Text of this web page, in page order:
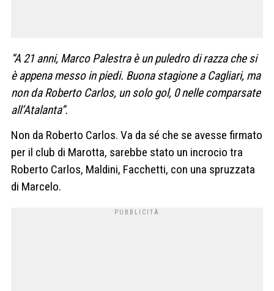
“A 21 anni, Marco Palestra è un puledro di razza che si
è appena messo in piedi. Buona stagione a Cagliari, ma
non da Roberto Carlos, un solo gol, 0 nelle comparsate
all’Atalanta”.
Non da Roberto Carlos. Va da sé che se avesse firmato
per il club di Marotta, sarebbe stato un incrocio tra
Roberto Carlos, Maldini, Facchetti, con una spruzzata
di Marcelo.